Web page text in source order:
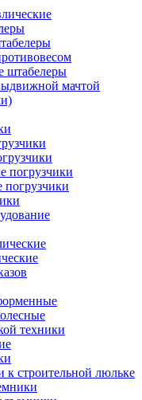
штабелеры
мачтой
погрузчики
погрузчики
техники
к строительной люльке